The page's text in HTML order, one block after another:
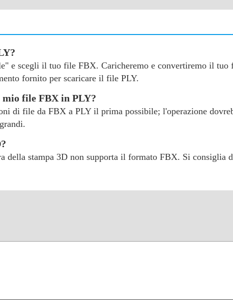
e scegli il tuo file FBX. Caricheremo e convertiremo il
fornito per scaricare il file PLY.
file FBX in PLY?
di file da FBX a PLY il prima possibile; l'operazione
della stampa 3D non supporta il formato FBX. Si consiglia